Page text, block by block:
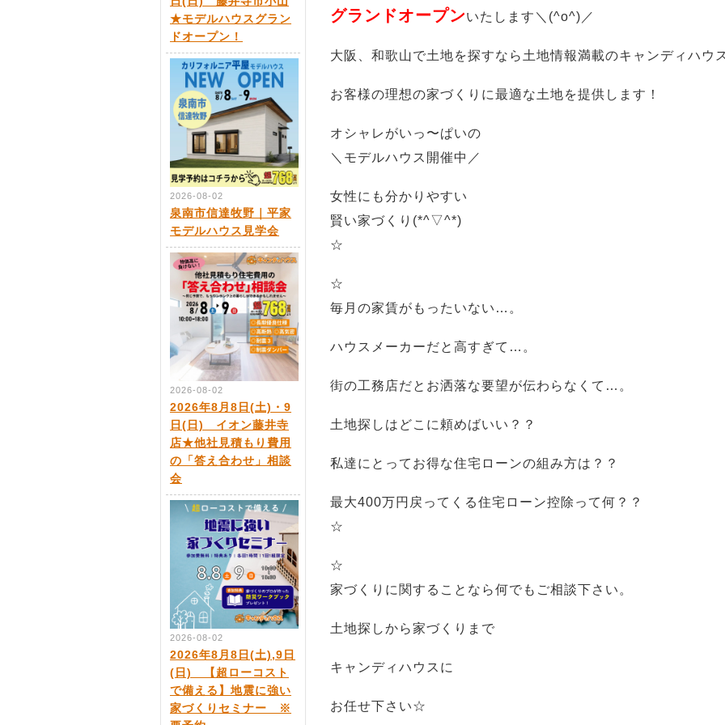
グランドオープンいたします＼(^o^)／
大阪、和歌山で土地を探すなら土地情報満載のキャンディハ
お客様の理想の家づくりに最適な土地を提供します！
オシャレがいっ〜ぱいの
＼モデルハウス開催中／
女性にも分かりやすい
賢い家づくり(*^▽^*)
☆
☆
毎月の家賃がもったいない…。
ハウスメーカーだと高すぎて…。
街の工務店だとお洒落な要望が伝わらなくて…。
土地探しはどこに頼めばいい？？
私達にとってお得な住宅ローンの組み方は？？
最大400万円戻ってくる住宅ローン控除って何？？
☆
☆
家づくりに関することなら何でもご相談下さい。
土地探しから家づくりまで
キャンディハウスに
お任せ下さい☆
★モデルハウスグラン
ドオープン！
2026-08-02
泉南市信達牧野｜平家
モデルハウス見学会
2026-08-02
2026年8月8日(土)・9
日(日) イオン藤井寺
店★他社見積もり費用
の「答え合わせ」相談
会
2026-08-02
2026年8月8日(土),9日
(日) 【超ローコスト
で備える】地震に強い
家づくりセミナー ※